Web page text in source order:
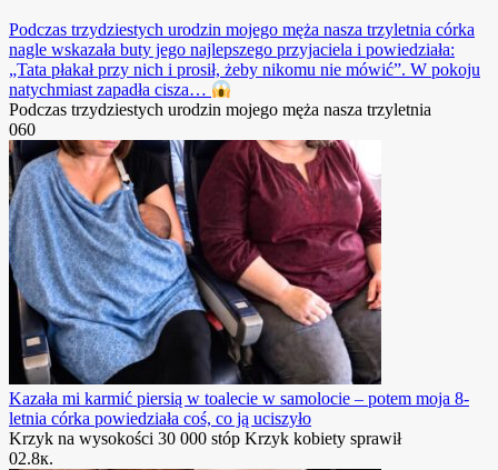
Podczas trzydziestych urodzin mojego męża nasza trzyletnia córka
nagle wskazała buty jego najlepszego przyjaciela i powiedziała:
„Tata płakał przy nich i prosił, żeby nikomu nie mówić”. W pokoju
natychmiast zapadła cisza…
Podczas trzydziestych urodzin mojego męża nasza trzyletnia
060
Kazała mi karmić piersią w toalecie w samolocie – potem moja 8-
letnia córka powiedziała coś, co ją uciszyło
Krzyk na wysokości 30 000 stóp Krzyk kobiety sprawił
02.8к.